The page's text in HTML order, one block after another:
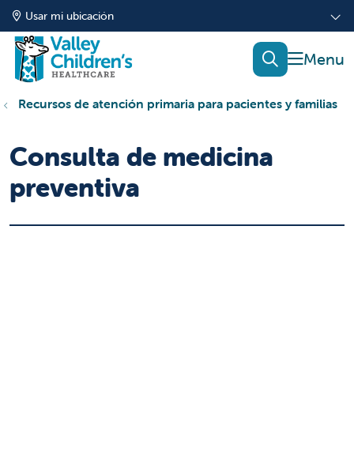
Usar mi ubicación
mostrar
buscar
Recursos de atención primaria para pacientes y familias
Consulta de medicina
preventiva